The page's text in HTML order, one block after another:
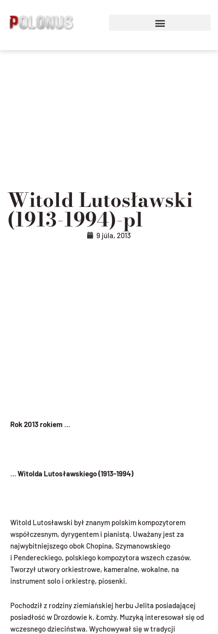
obsah
Witold Lutosławski
(1913-1994)-pl
9 júla, 2013
Rok 2013 rokiem …
Witolda Lutosławskiego (1913-1994)
Witold Lutosławski był znanym polskim kompozytorem
współczesnym, dyrygentem i pianistą. Uważany jest za
najwybitniejszego obok Chopina, Szymanowskiego
i Pendereckiego, polskiego kompozytora wszech czasów.
Tworzył utwory orkiestrowe, kameralne, wokalne, na
instrument solo i orkiestrę, piosenki.
Pochodził z rodziny ziemiańskiej herbu Jelita posiadającej
posiadłość w Drozdowie k. Łomży. Muzyką interesował się od
wczesnego dzieciństwa. Wychowywał się w tradycji